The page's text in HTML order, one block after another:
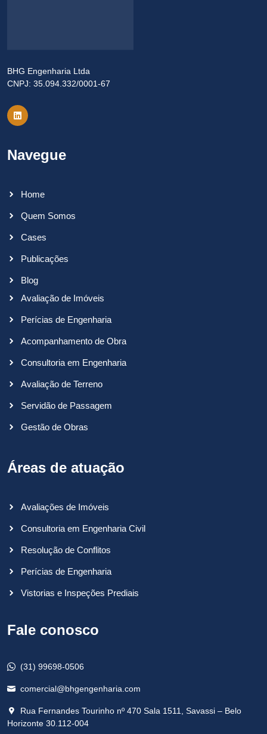
BHG Engenharia Ltda
CNPJ: 35.094.332/0001-67
Navegue
Home
Quem Somos
Cases
Publicações
Blog
Avaliação de Imóveis
Perícias de Engenharia
Acompanhamento de Obra
Consultoria em Engenharia
Avaliação de Terreno
Servidão de Passagem
Gestão de Obras
Áreas de atuação
Avaliações de Imóveis
Consultoria em Engenharia Civil
Resolução de Conflitos
Perícias de Engenharia
Vistorias e Inspeções Prediais
Fale conosco
(31) 99698-0506
comercial@bhgengenharia.com
Rua Fernandes Tourinho nº 470 Sala 1511, Savassi – Belo
Horizonte 30.112-004